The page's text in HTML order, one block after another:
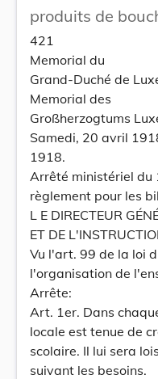
produits de
421
Memorial du
Grand-Duché de
Memorial des
Großherzogtums
Samedi, 20 avril
1918.
Arrêté ministériel
règlement pour les
L E DIRECTEUR
ET DE
Vu l'art. 99 de la loi
l'organisation de
Arrête:
Art. 1er. Dans
locale est tenue de
scolaire. Il lui sera
suivant les besoins.